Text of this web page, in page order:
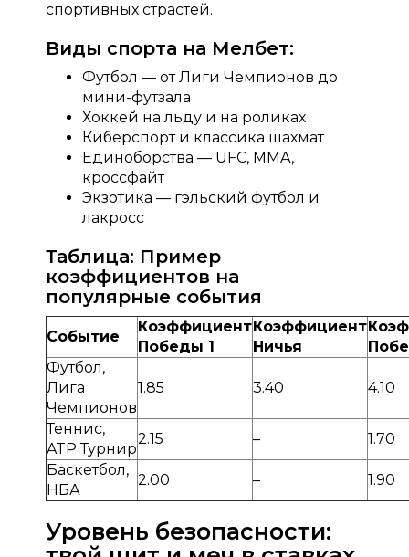
спортивных страстей.
Виды спорта на Мелбет:
Футбол — от Лиги Чемпионов до
мини-футзала
Хоккей на льду и на роликах
Киберспорт и классика шахмат
Единоборства — UFC, MMA,
кроссфайт
Экзотика — гэльский футбол и
лакросс
Таблица: Пример
коэффициентов на
популярные события
Событие
Коэффициент
Победы 1
Коэффициент
Ничья
Футбол,
Лига
Чемпионов
1.85 3.40 4.10
Теннис,
ATP Турнир
2.15 –
1.70
Баскетбол,
НБА
2.00 – 1.90
Уровень безопасности: